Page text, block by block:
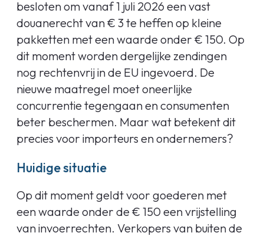
besloten om vanaf 1 juli 2026 een vast
douanerecht van € 3 te heffen op kleine
pakketten met een waarde onder € 150. Op
dit moment worden dergelijke zendingen
nog rechtenvrij in de EU ingevoerd. De
nieuwe maatregel moet oneerlijke
concurrentie tegengaan en consumenten
beter beschermen. Maar wat betekent dit
precies voor importeurs en ondernemers?
Huidige situatie
Op dit moment geldt voor goederen met
een waarde onder de € 150 een vrijstelling
van invoerrechten. Verkopers van buiten de